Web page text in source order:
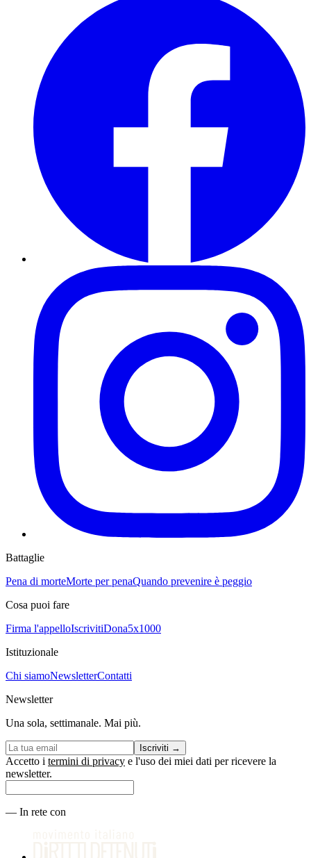
Battaglie
Pena di morteMorte per penaQuando prevenire è peggio
Cosa puoi fare
Firma l'appelloIscrivitiDona5x1000
Istituzionale
Chi siamoNewsletterContatti
Newsletter
Una sola, settimanale. Mai più.
Iscriviti →
Accetto i termini di privacy e l'uso dei miei dati per ricevere la
newsletter.
— In rete con